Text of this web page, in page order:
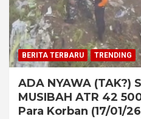
BERITA TERBARU TRENDING
ADA NYAWA (TAK?)
MUSIBAH ATR 42
Para Korban (17/01/